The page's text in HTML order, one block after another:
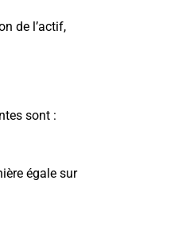
de l’actif,
sont :
égale sur